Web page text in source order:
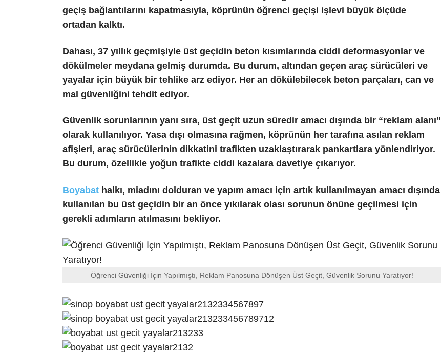
geçiş bağlantılarını kapatmasıyla, köprünün öğrenci geçişi işlevi büyük ölçüde
ortadan kalktı.
Dahası, 37 yıllık geçmişiyle üst geçidin beton kısımlarında ciddi deformasyonlar ve
dökülmeler meydana gelmiş durumda. Bu durum, altından geçen araç sürücüleri ve
yayalar için büyük bir tehlike arz ediyor. Her an dökülebilecek beton parçaları, can ve
mal güvenliğini tehdit ediyor.
Güvenlik sorunlarının yanı sıra, üst geçit uzun süredir amacı dışında bir “reklam alanı”
olarak kullanılıyor. Yasa dışı olmasına rağmen, köprünün her tarafına asılan reklam
afişleri, araç sürücülerinin dikkatini trafikten uzaklaştırarak pankartlara yönlendiriyor.
Bu durum, özellikle yoğun trafikte ciddi kazalara davetiye çıkarıyor.
Boyabat halkı, miadını dolduran ve yapım amacı için artık kullanılmayan amacı dışında
kullanılan bu üst geçidin bir an önce yıkılarak olası sorunun önüne geçilmesi için
gerekli adımların atılmasını bekliyor.
Öğrenci Güvenliği İçin Yapılmıştı, Reklam Panosuna Dönüşen Üst Geçit, Güvenlik Sorunu Yaratıyor!